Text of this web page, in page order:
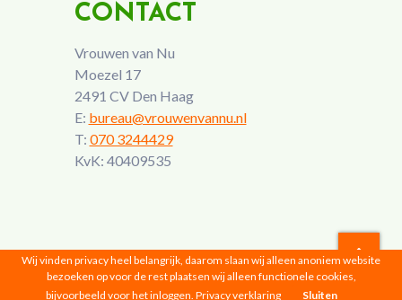
CONTACT
Vrouwen van Nu
Moezel 17
2491 CV Den Haag
E: bureau@vrouwenvannu.nl
T: 070 3244429
KvK: 40409535
Vrouwen van Nu © 2026 |Privacyverklaring
Wij vinden privacy heel belangrijk, daarom slaan wij alleen anoniem website
bezoeken op voor de rest plaatsen wij alleen functionele cookies,
bijvoorbeeld voor het inloggen. Privacy verklaring Sluiten